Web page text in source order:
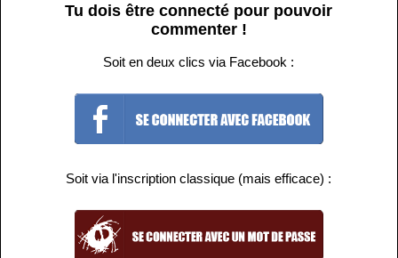
Tu dois être connecté pour pouvoir
commenter !
Soit en deux clics via Facebook :
Soit via l'inscription classique (mais efficace) :